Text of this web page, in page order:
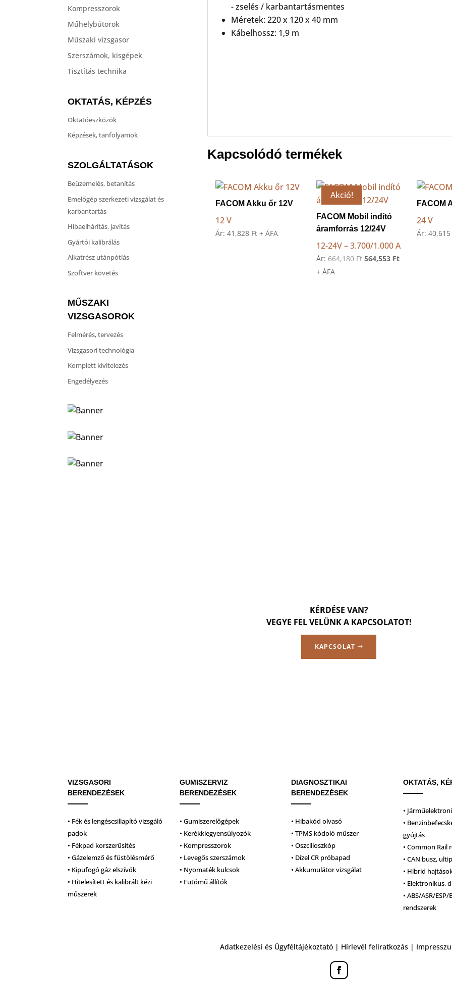
Kompresszorok
Műhelybútorok
Műszaki vizsgasor
Szerszámok, kisgépek
Tisztítás technika
OKTATÁS, KÉPZÉS
Oktatóeszközök
Képzések, tanfolyamok
SZOLGÁLTATÁSOK
Beüzemelés, betanítás
Emelőgép szerkezeti vizsgálat és
karbantartás
Hibaelhárítás, javítás
Gyártói kalibrálás
Alkatrész utánpótlás
Szoftver követés
MŰSZAKI
VIZSGASOROK
Felmérés, tervezés
Vizsgasori technológia
Komplett kivitelezés
Engedélyezés
- zselés / karbantartásmentes
Méretek: 220 x 120 x 40 mm
Kábelhossz: 1,9 m
Kapcsolódó termékek
FACOM Akku őr 12V
12 V
Ár:41,828 Ft + ÁFA
Akció!
FACOM Mobil indító
áramforrás 12/24V
12-24V – 3.700/1.000 A
Ár:664,180Ft Original
564,553 FtCurrent
+ ÁFA
FACOM
24 V
Ár:
KÉRDÉSE VAN?
VEGYE FEL VELÜNK A KAPCSOLATOT!
KAPCSOLAT
VIZSGASORI
BERENDEZÉSEK
• Fék és lengéscsillapító vizsgáló
padok
• Fékpad korszerűsítés
• Gázelemző és füstölésmérő
• Kipufogó gáz elszívók
• Hitelesített és kalibrált kézi
műszerek
GUMISZERVIZ
BERENDEZÉSEK
• Gumiszerelőgépek
• Kerékkiegyensúlyozók
• Kompresszorok
• Levegős szerszámok
• Nyomaték kulcsok
• Futómű állítók
DIAGNOSZTIKAI
BERENDEZÉSEK
• Hibakód olvasó
• TPMS kódoló műszer
• Oszcilloszkóp
• Dízel CR próbapad
• Akkumulátor vizsgálat
OKTATÁS,
•
•
gyújtás
• Common Rail
• CAN busz,
• Hibrid
• Elektronikus,
• ABS/ASR/ESP/
rendszerek
Adatkezelési és Ügyféltájékoztató | Hírlevél feliratkozás |